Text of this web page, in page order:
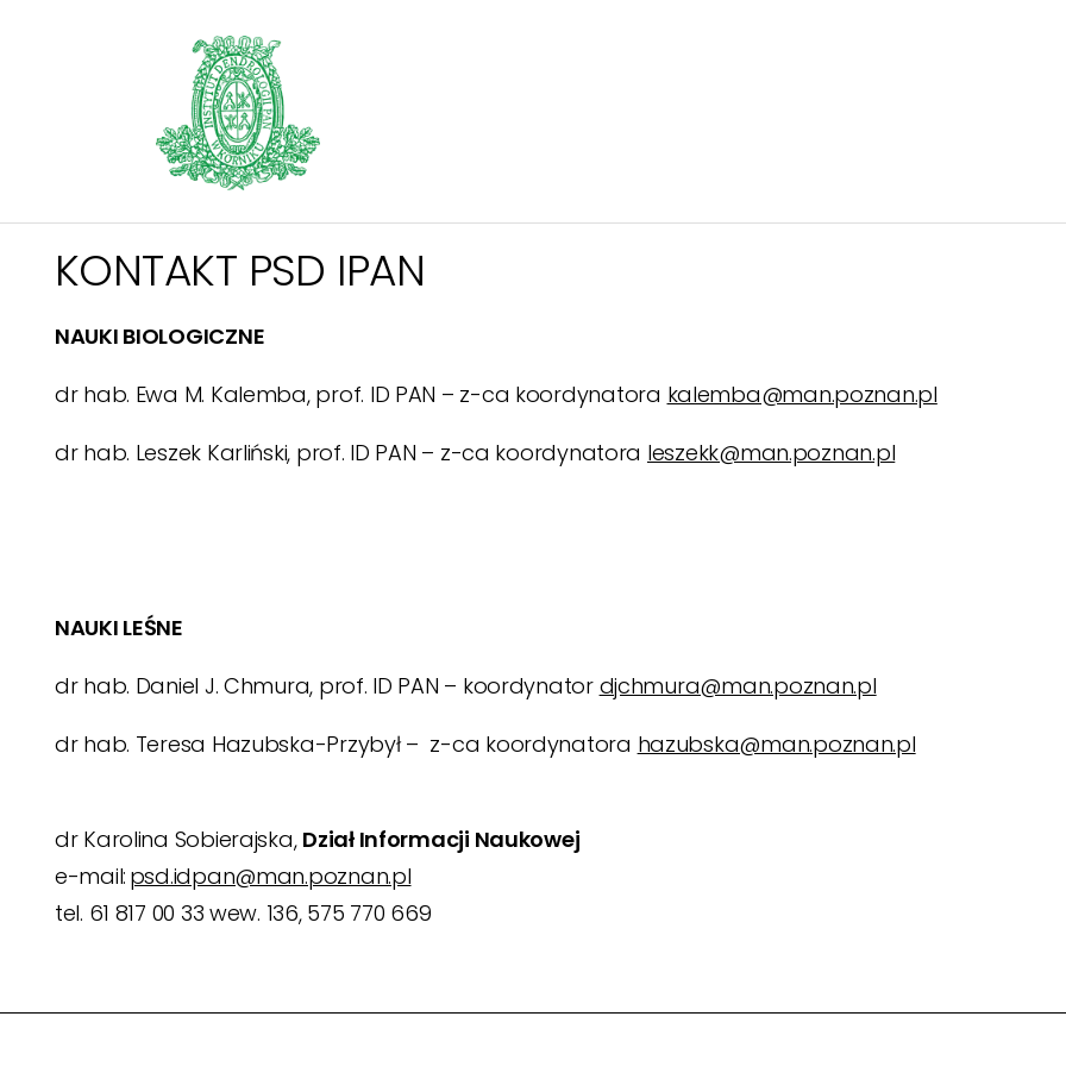
KONTAKT PSD IPAN
NAUKI BIOLOGICZNE
dr hab. Ewa M. Kalemba, prof. ID PAN – z-ca koordynatora kalemba@man.poznan.pl
dr hab. Leszek Karliński, prof. ID PAN – z-ca koordynatora leszekk@man.poznan.pl
NAUKI LEŚNE
dr hab. Daniel J. Chmura, prof. ID PAN – koordynator djchmura@man.poznan.pl
dr hab. Teresa Hazubska-Przybył – z-ca koordynatora hazubska@man.poznan.pl
dr Karolina Sobierajska, Dział Informacji Naukowej
e-mail: psd.idpan@man.poznan.pl
tel. 61 817 00 33 wew. 136, 575 770 669